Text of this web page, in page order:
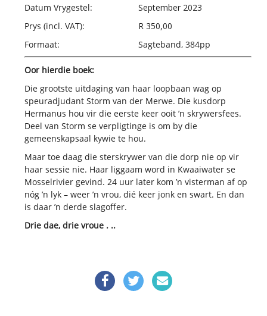
Datum Vrygestel:
September 2023
Prys (incl. VAT):
R 350,00
Formaat:
Sagteband, 384pp
Oor hierdie boek:
Die grootste uitdaging van haar loopbaan wag op
speuradjudant Storm van der Merwe. Die kusdorp
Hermanus hou vir die eerste keer ooit ’n skrywersfees.
Deel van Storm se verpligtinge is om by die
gemeenskapsaal kywie te hou.
Maar toe daag die sterskrywer van die dorp nie op vir
haar sessie nie. Haar liggaam word in Kwaaiwater se
Mosselrivier gevind. 24 uur later kom ’n visterman af op
nóg ’n lyk – weer ’n vrou, dié keer jonk en swart. En dan
is daar ’n derde slagoffer.
Drie dae, drie vroue . ..